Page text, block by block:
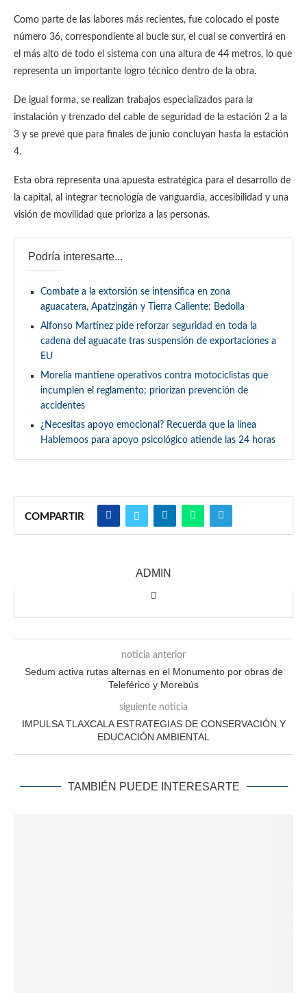
Como parte de las labores más recientes, fue colocado el poste
número 36, correspondiente al bucle sur, el cual se convertirá en
el más alto de todo el sistema con una altura de 44 metros, lo que
representa un importante logro técnico dentro de la obra.
De igual forma, se realizan trabajos especializados para la
instalación y trenzado del cable de seguridad de la estación 2 a la
3 y se prevé que para finales de junio concluyan hasta la estación
4.
Esta obra representa una apuesta estratégica para el desarrollo de
la capital, al integrar tecnología de vanguardia, accesibilidad y una
visión de movilidad que prioriza a las personas.
Podría interesarte...
Combate a la extorsión se intensifica en zona
aguacatera, Apatzingán y Tierra Caliente: Bedolla
Alfonso Martínez pide reforzar seguridad en toda la
cadena del aguacate tras suspensión de exportaciones a
EU
Morelia mantiene operativos contra motociclistas que
incumplen el reglamento; priorizan prevención de
accidentes
¿Necesitas apoyo emocional? Recuerda que la línea
Hablemoos para apoyo psicológico atiende las 24 horas
COMPARTIR
ADMIN
noticia anterior
Sedum activa rutas alternas en el Monumento por obras de
Teleférico y Morebús
siguiente noticia
IMPULSA TLAXCALA ESTRATEGIAS DE CONSERVACIÓN Y
EDUCACIÓN AMBIENTAL
TAMBIÉN PUEDE INTERESARTE